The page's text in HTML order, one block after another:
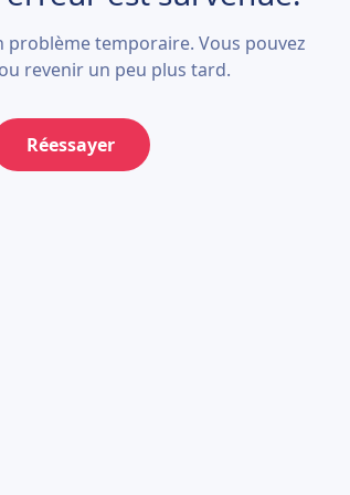
problème temporaire. Vous pouvez
revenir un peu plus tard.
Réessayer